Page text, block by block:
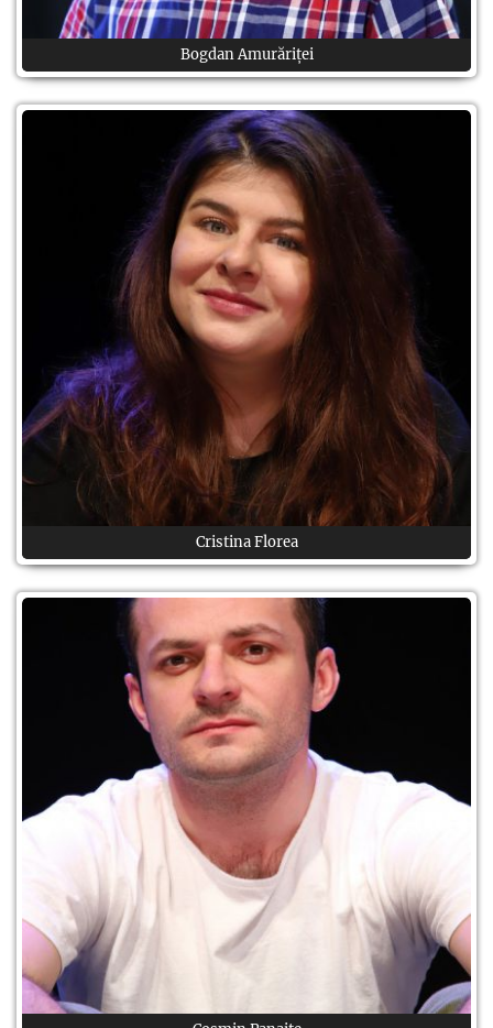
Bogdan Amurăriței
Cristina Florea